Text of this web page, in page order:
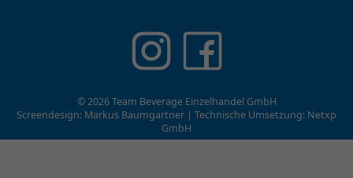
© 2026 Team Beverage Einzelhandel GmbH
Screendesign: Markus Baumgartner | Technische Umsetzung: Netxp
GmbH